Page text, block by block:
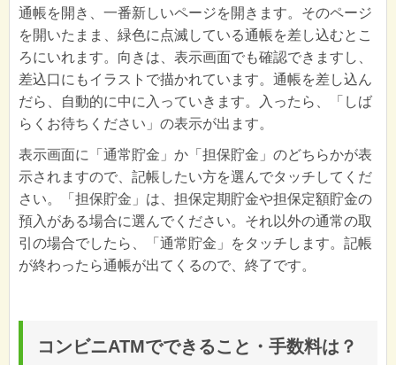
通帳を開き、一番新しいページを開きます。そのページ
を開いたまま、緑色に点滅している通帳を差し込むとこ
ろにいれます。向きは、表示画面でも確認できますし、
差込口にもイラストで描かれています。通帳を差し込ん
だら、自動的に中に入っていきます。入ったら、「しば
らくお待ちください」の表示が出ます。
表示画面に「通常貯金」か「担保貯金」のどちらかが表
示されますので、記帳したい方を選んでタッチしてくだ
さい。「担保貯金」は、担保定期貯金や担保定額貯金の
預入がある場合に選んでください。それ以外の通常の取
引の場合でしたら、「通常貯金」をタッチします。記帳
が終わったら通帳が出てくるので、終了です。
コンビニATMでできること・手数料は？